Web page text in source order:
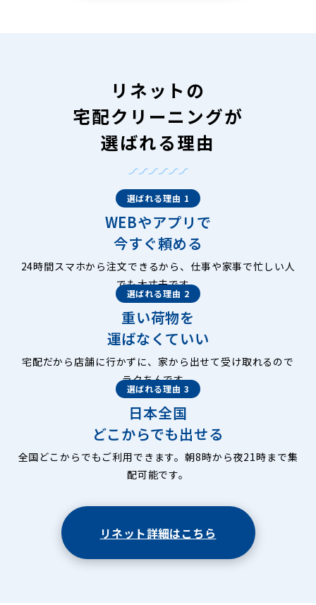
リネットの
宅配クリーニングが
選ばれる理由
選ばれる理由 1
WEBやアプリで
今すぐ頼める
24時間スマホから注文できるから、仕事や家事で忙しい人
でも大丈夫です。
選ばれる理由 2
重い荷物を
運ばなくていい
宅配だから店舗に行かずに、家から出せて受け取れるので
ラクちんです。
選ばれる理由 3
日本全国
どこからでも出せる
全国どこからでもご利用できます。朝8時から夜21時まで集
配可能です。
リネット詳細はこちら